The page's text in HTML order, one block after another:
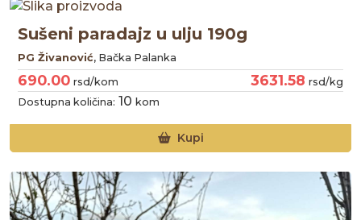
Sušeni paradajz u ulju 190g
PG Živanović, Bačka Palanka
690.00 rsd/kom 3631.58 rsd/kg
Dostupna količina: 10 kom
Kupi